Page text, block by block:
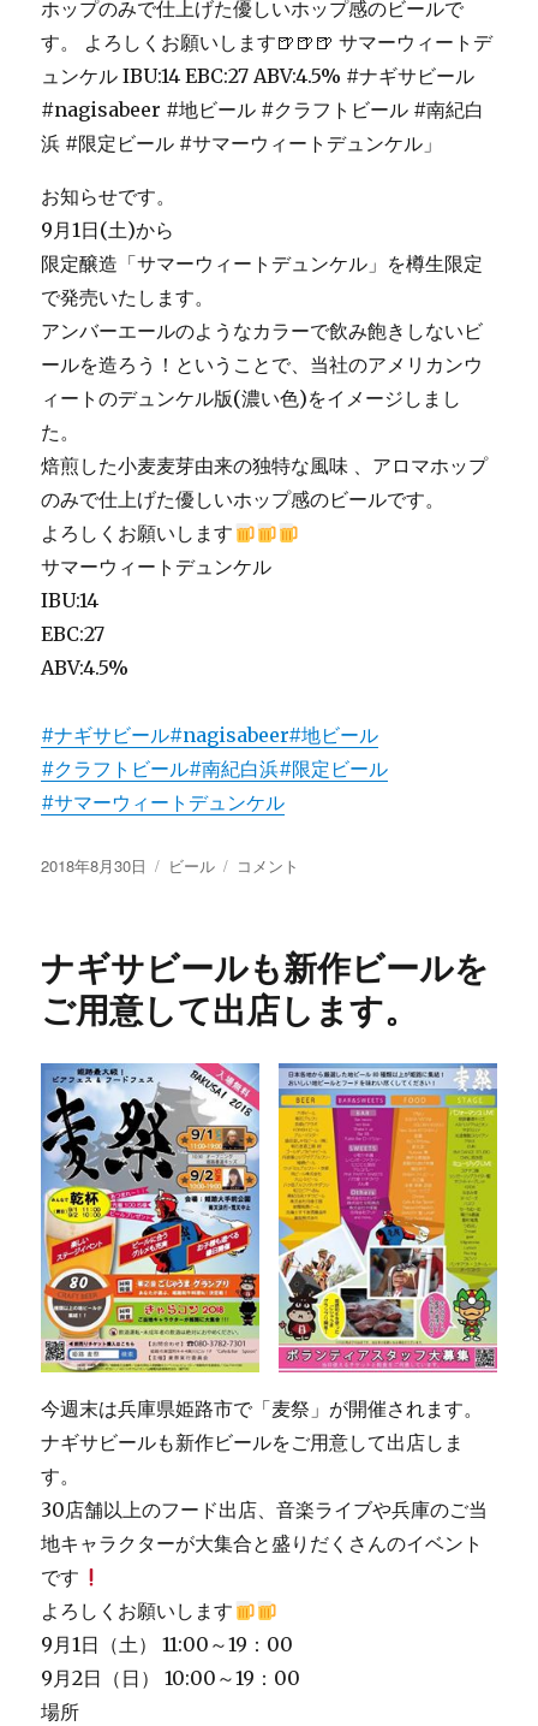
お知らせです。
9月1日(土)から
限定醸造「サマーウィートデュンケル」を樽生限定
で発売いたします。
アンバーエールのようなカラーで飲み飽きしないビ
ールを造ろう！ということで、当社のアメリカンウ
ィートのデュンケル版(濃い色)をイメージしまし
た。
焙煎した小麦麦芽由来の独特な風味 、アロマホップ
のみで仕上げた優しいホップ感のビールです。
よろしくお願いします
サマーウィートデュンケル
IBU:14
EBC:27
ABV:4.5%
#ナギサビール#nagisabeer#地ビール
#クラフトビール#南紀白浜#限定ビール
#サマーウィートデュンケル
投
2018年8月30日
カ
ー
ビール
限
「サ
ー
ィ
ー
ト
デ
ュ
ン
ケ
ル」
に
コメント
ナギサビールも新作ビールを
ご用意して出店します。
今週末は兵庫県姫路市で「麦祭」が開催されます。
ナギサビールも新作ビールをご用意して出店しま
す。
30店舗以上のフード出店、音楽ライブや兵庫のご当
地キャラクターが大集合と盛りだくさんのイベント
です
よろしくお願いします
9月1日（土） 11:00～19：00
9月2日（日） 10:00～19：00
場所